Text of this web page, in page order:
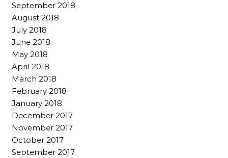
September 2018
August 2018
July 2018
June 2018
May 2018
April 2018
March 2018
February 2018
January 2018
December 2017
November 2017
October 2017
September 2017